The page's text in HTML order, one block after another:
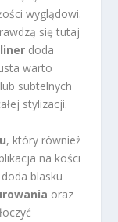
wyglądowi.
się tutaj
doda
warto
lub subtelnych
stylizacji.
, który również
na kości
blasku
oraz